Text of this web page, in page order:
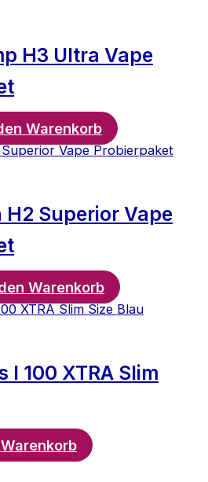
H3 Ultra Vape
Warenkorb
H2 Superior Vape
Warenkorb
I 100 XTRA Slim